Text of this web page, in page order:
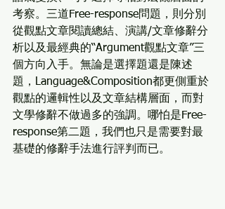
考察。三道Free-response問題，則分別
從觀點文章閱讀總結、演講/文章修辭分
析以及最經典的“Argument觀點文章”三
個方向入手。無論是選擇題還是陳述
題，Language&Composition都更側重於
觀點的邏輯性以及文章結構層面，而對
文學修辭不做過多的強調。哪怕是Free-
response第二題，我們也只是需要對最
基礎的修辭手法進行評判而已。